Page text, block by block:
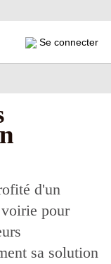
Se connecter
d'un
voirie pour
sa solution